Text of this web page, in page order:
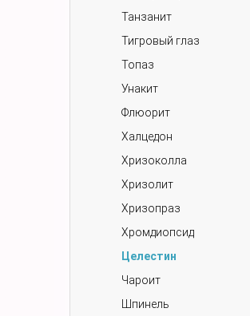
Танзанит
Тигровый глаз
Топаз
Унакит
Флюорит
Халцедон
Хризоколла
Хризолит
Хризопраз
Хромдиопсид
Целестин
Чароит
Шпинель